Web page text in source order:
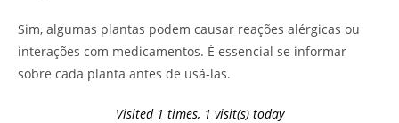
Sim, algumas plantas podem causar reações alérgicas ou
interações com medicamentos. É essencial se informar
sobre cada planta antes de usá-las.
Visited 1 times, 1 visit(s) today